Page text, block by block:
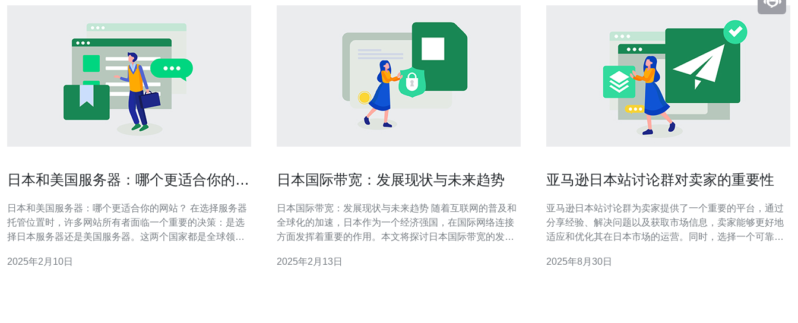
日本和美国服务器：哪个更适合你的网
日本和美国服务器：哪个更适合你的网站？ 在选择服务器
托管位置时，许多网站所有者面临一个重要的决策：是选
择日本服务器还是美国服务器。这两个国家都是全球领先
全球科技和互联网创新的领导者之一，拥有先进的网络基
2025年2月10日
日本国际带宽：发展现状与未来趋势
日本国际带宽：发展现状与未来趋势 随着互联网的普及和
全球化的加速，日本作为一个经济强国，在国际网络连接
方面发挥着重要的作用。本文将探讨日本国际带宽的发展
进展。截至2021年，日本的国际出口带宽已经达到了XX
2025年2月13日
亚马逊日本站讨论群对卖家的重要性
亚马逊日本站讨论群为卖家提供了一个重要的平台，通过
分享经验、解决问题以及获取市场信息，卖家能够更好地
适应和优化其在日本市场的运营。同时，选择一个可靠的
业务表现，确保其在竞争激烈的市场中立于不败之地。 讨
2025年8月30日